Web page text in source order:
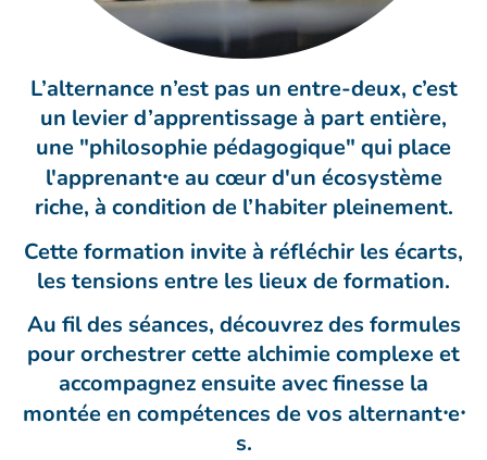
L’alternance n’est pas un entre-deux, c’est
un levier d’apprentissage à part entière,
une "philosophie pédagogique" qui place
l'apprenant⸱e au cœur d'un écosystème
riche, à condition de l’habiter pleinement.
Cette formation invite à réfléchir les écarts,
les tensions entre les lieux de formation.
Au fil des séances, découvrez des formules
pour orchestrer cette alchimie complexe et
accompagnez ensuite avec finesse la
montée en compétences de vos alternant⸱e⸱
s.